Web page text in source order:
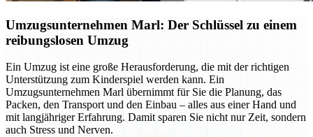
Umzugsunternehmen Marl: Der Schlüssel zu einem
reibungslosen Umzug
Ein Umzug ist eine große Herausforderung, die mit der richtigen
Unterstützung zum Kinderspiel werden kann. Ein
Umzugsunternehmen Marl übernimmt für Sie die Planung, das
Packen, den Transport und den Einbau – alles aus einer Hand und
mit langjähriger Erfahrung. Damit sparen Sie nicht nur Zeit, sondern
auch Stress und Nerven.